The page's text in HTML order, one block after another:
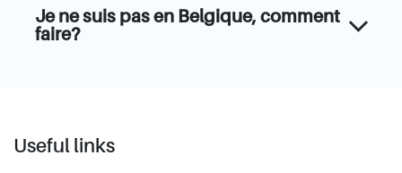
Je ne suis pas en Belgique, comment
faire?
Useful links